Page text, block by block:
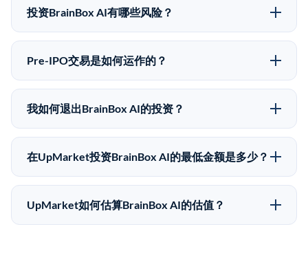
upmarket.co创建账户来表达对BrainBox AI股份的投资
为50,000美元。UpMarket是FINRA注册的经纪交易
商，自2019年以来已经纪超过5亿美元的另类投资。
投资BrainBox AI有哪些风险？
Pre-IPO投资存在重大风险。BrainBox AI的股份流动性
低，意味着没有公开市场可以快速出售。不存在确定的
应做好可能全部损失的准备。私有公司的估值在融资轮
次之间可能大幅波动。投资者应在投资前咨询其财务顾
Pre-IPO交易是如何运作的？
在Pre-IPO交易中，合格投资者通过二级市场平台从现有
股东（如员工、早期投资者或其他持有人）处购买股
为FINRA注册的经纪交易商促成这些交易，代表双方处
理合规、文件和结算事宜。
我如何退出BrainBox AI的投资？
Pre-IPO持股主要有两种退出途径：在二级市场将股份出
售给其他买家，或持有直到公司完成IPO或被收购。两
市场条件。任何退出的时间都是不可预测的，投资者应
做好多年持有的准备。
在UpMarket投资BrainBox AI的最低金额是多少？
UpMarket上大多数Pre-IPO产品的最低投资金额为
50,000美元。具体金额可能因产品和股份供应情况而有
UpMarket如何估算BrainBox AI的估值？